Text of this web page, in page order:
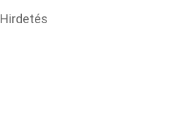
Hirdetés